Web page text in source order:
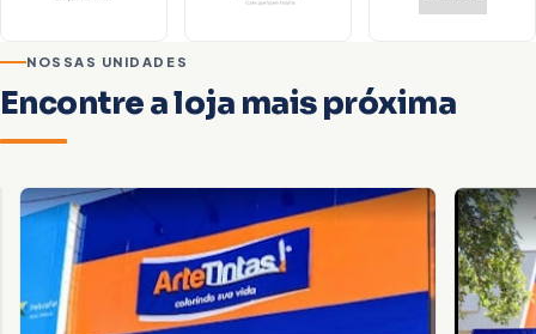
NOSSAS UNIDADES
Encontre a loja mais próxima
Foz do Iguaçu
BRASÍLIA
ENDEREÇO